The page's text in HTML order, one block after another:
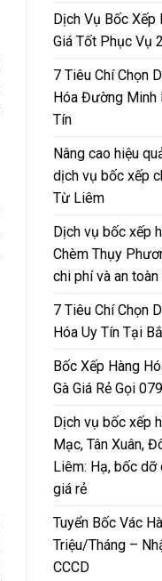
Dịch Vụ Bốc
Giá Tốt Phục Vụ
7 Tiêu Chí Chọn
Hóa Đường Minh
Tín
Nâng cao hiệu
dịch vụ bốc xếp
Từ Liêm
Dịch vụ bốc xếp
Chèm Thụy
chi phí và an toàn
7 Tiêu Chí Chọn
Hóa Uy Tín Tại
Bốc Xếp Hàng
Gà Giá Rẻ Gọi
Dịch vụ bốc xếp
Mạc, Tân Xuân,
Liêm: Hạ, bốc
giá rẻ
Tuyển Bốc Vác
Triệu/Tháng –
CCCD